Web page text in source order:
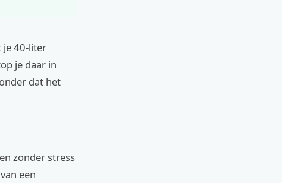
je 40-liter
je daar in
dat het
zonder stress
een